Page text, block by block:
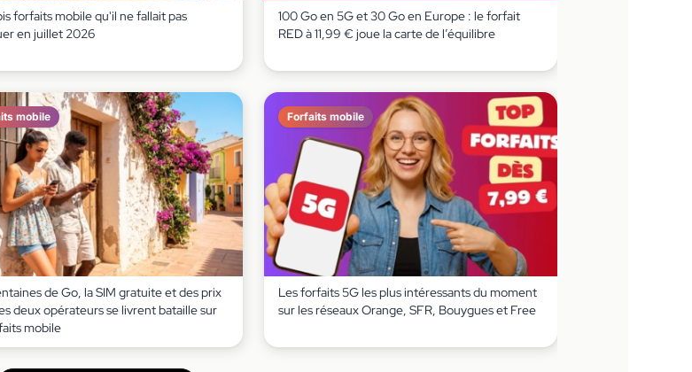
forfaits mobile qu'il ne fallait pas
en juillet 2026
100 Go en 5G et 30 Go en Europe : le forfait
RED à 11,99 € joue la carte de l’équilibre
mobile
de Go, la SIM gratuite et des prix
deux opérateurs se livrent bataille sur
mobile
Forfaits mobile
Les forfaits 5G les plus intéressants du moment
sur les réseaux Orange, SFR, Bouygues et Free